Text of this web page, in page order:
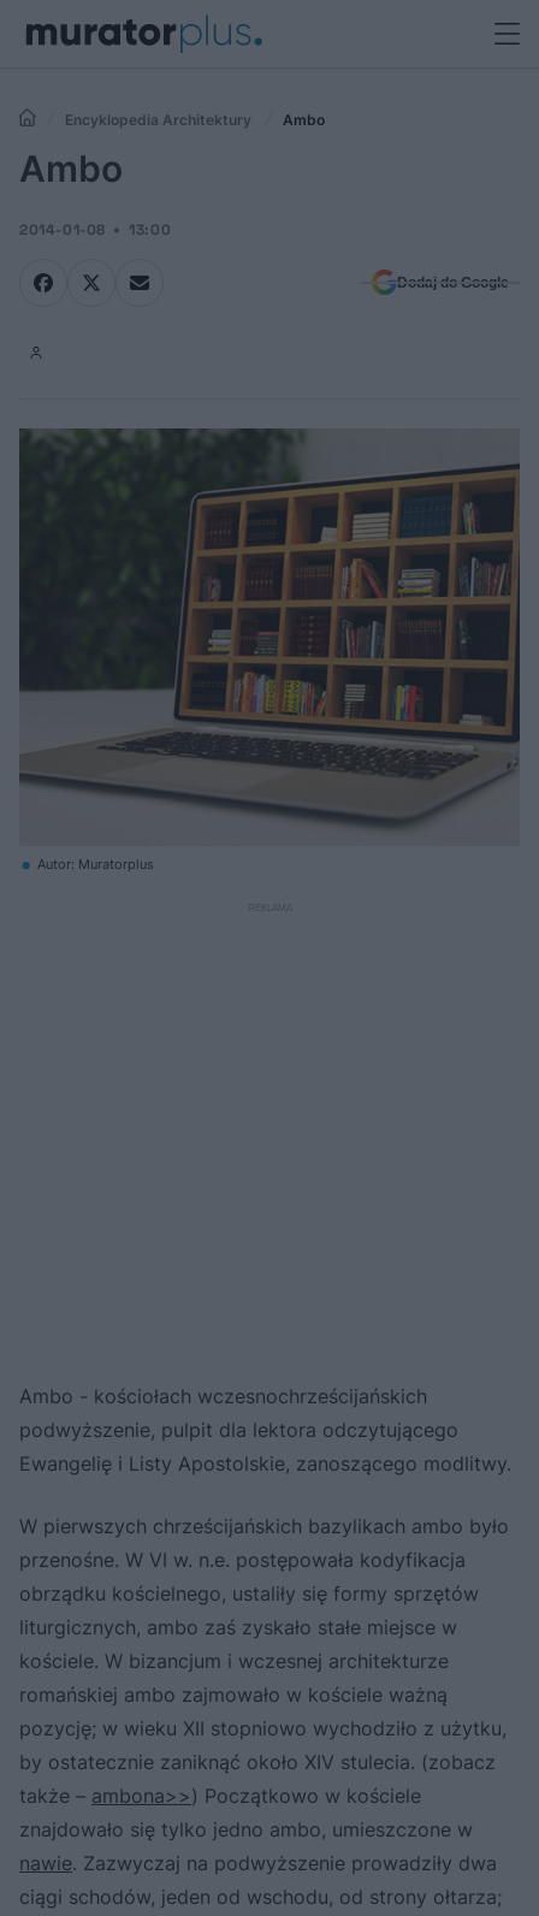
Encyklopedia Architektury Ambo
Ambo
2014-01-08 13:00
Dodaj do Google
Autor: Muratorplus
Ambo - kościołach wczesnochrześcijańskich
podwyższenie, pulpit dla lektora odczytującego
Ewangelię i Listy Apostolskie, zanoszącego modlitwy.
W pierwszych chrześcijańskich bazylikach ambo było
przenośne. W VI w. n.e. postępowała kodyfikacja
obrządku kościelnego, ustaliły się formy sprzętów
liturgicznych, ambo zaś zyskało stałe miejsce w
kościele. W bizancjum i wczesnej architekturze
romańskiej ambo zajmowało w kościele ważną
pozycję; w wieku XII stopniowo wychodziło z użytku,
by ostatecznie zaniknąć około XIV stulecia. (zobacz
także – ambona>>) Początkowo w kościele
znajdowało się tylko jedno ambo, umieszczone w
nawie. Zazwyczaj na podwyższenie prowadziły dwa
ciągi schodów, jeden od wschodu, od strony ołtarza;